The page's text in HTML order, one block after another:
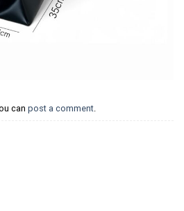
can post a comment